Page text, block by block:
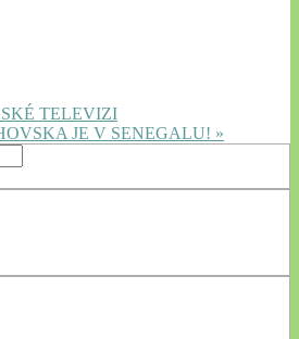
TELEVIZI
JE V SENEGALU! »